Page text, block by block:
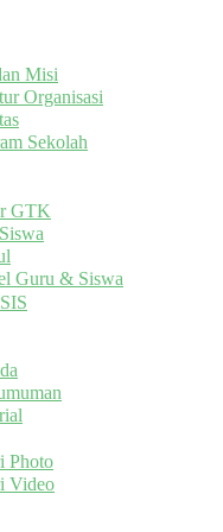
Misi
Organisasi
Sekolah
GTK
Guru & Siswa
Photo
Video